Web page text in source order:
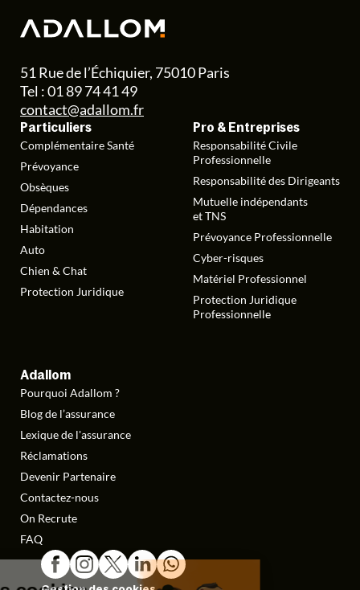
51 Rue de l’Échiquier, 75010 Paris
Tel : 01 89 74 41 49
contact@adallom.fr
Particuliers
Complémentaire Santé
Prévoyance
Obsèques
Dépendances
Habitation
Auto
Chien & Chat
Protection Juridique
Pro & Entreprises
Responsabilité Civile
Professionnelle
Responsabilité des Dirigeants
Mutuelle indépendants
et TNS
Prévoyance Professionnelle
Cyber-risques
Matériel Professionnel
Protection Juridique
Professionnelle
Adallom
Pourquoi Adallom ?
Blog de l’assurance
Lexique de l'assurance
Réclamations
Devenir Partenaire
Contactez-nous
On Recrute
FAQ